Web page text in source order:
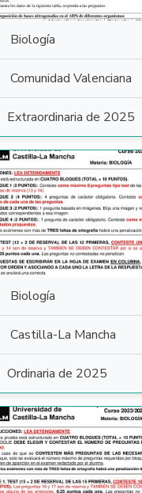
Biología
Comunidad Valenciana
Extraordinaria de 2025
Biología
Castilla-La Mancha
Ordinaria de 2025